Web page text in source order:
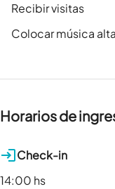
Recibir visitas
Colocar música alta
Horarios de
Check-in
14:00 hs